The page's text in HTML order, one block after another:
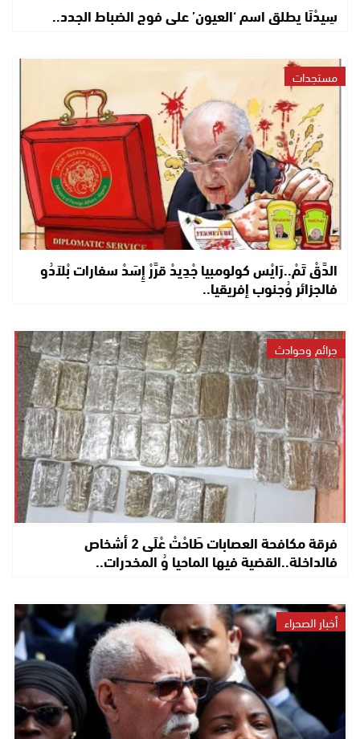
سِيدْنَا يطلق اسم ‘العيون’ على فوج الضباط الجدد..
مستجدات
الدَّقْ تَمْ..رَايْس كولومبيا جْدِيدْ قرَّرْ إِسَدْ سفارات بْلاَدُو
فالجزائر وُجنوب إفريقيا..
جرائم وحوادث
فرقة مكافحة العصابات طَاحْتْ عْلَى 2 أشخاص
فالداخلة..القضية فيها الماحيا وُ المخدرات..
أخبار الصحراء